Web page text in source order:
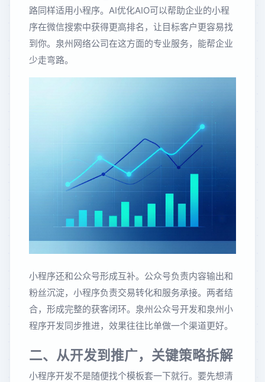
路同样适用小程序。AI优化AIO可以帮助企业的小程
序在微信搜索中获得更高排名，让目标客户更容易找
到你。泉州网络公司在这方面的专业服务，能帮企业
少走弯路。
小程序还和公众号形成互补。公众号负责内容输出和
粉丝沉淀，小程序负责交易转化和服务承接。两者结
合，形成完整的获客闭环。泉州公众号开发和泉州小
程序开发同步推进，效果往往比单做一个渠道更好。
二、从开发到推广，关键策略拆解
小程序开发不是随便找个模板套一下就行。要先想清